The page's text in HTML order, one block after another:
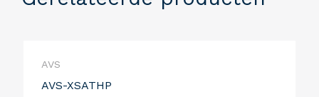
AVS
AVS-XSATHP